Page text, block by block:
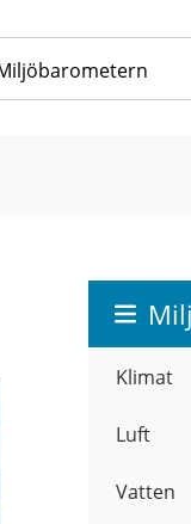
Klimat
Luft
Vatten